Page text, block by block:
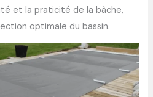
et la praticité de la bâche,
optimale du bassin.